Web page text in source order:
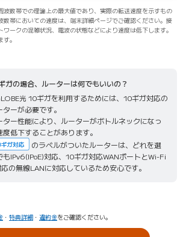
波数帯での理論上の最大値であり、実際の転送速度を示すもの
数帯においての速度は、端末詳細ページでご確認ください。接
ークの混雑状況、電波の状態などにより速度は低下します。
。
ガの場合、ルーターは何でもいいの？
光 10ギガを利用するためには、10ギガ対応の
ターが必要です。
ター性能により、ルーターがボトルネックになっ
度低下することがあります。
のラベルがついたルーターは、どれを選
もIPv6(IPoE)対応、10ギガ対応WANポートとWi-Fi
の無線LANに対応しているため安心です。
・ 特典詳細 ・ 違約金をご確認ください。